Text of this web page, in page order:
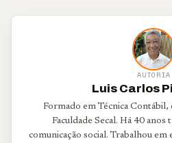
AUTORIA
Luis Carlos
Formado em Técnica
Faculdade Secal. Há 40 anos
comunicação social. Trabalhou em